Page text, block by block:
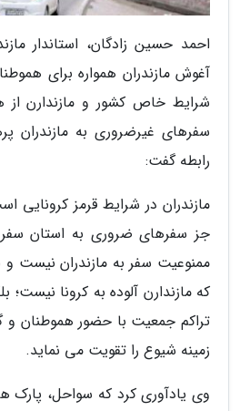
احمد حسین زادگان، استاندار
آغوش مازندران همواره برای
شرایط خاص کشور و مازندارن
سفرهای غیرضروری به مازندران
رابطه گفت:
مازندران در شرایط قرمز کرونایی
جز سفرهای ضروری به استان سفر
ممنوعیت سفر به مازندران نیست و
که مازندارن آلوده به کرونا
تراکم جمعیت با حضور هموطنان و
زمینه شیوع را تقویت می نماید.
وی یادآوری کرد که سواحل، پارک